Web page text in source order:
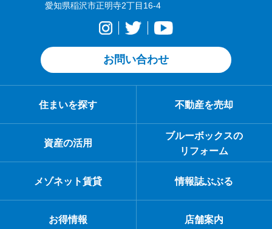
愛知県稲沢市正明寺2丁目16-4
お問い合わせ
住まいを探す 不動産を売却
資産の活用
ブルーボックスの
リフォーム
メゾネット賃貸 情報誌ぶぶる
お得情報 店舗案内